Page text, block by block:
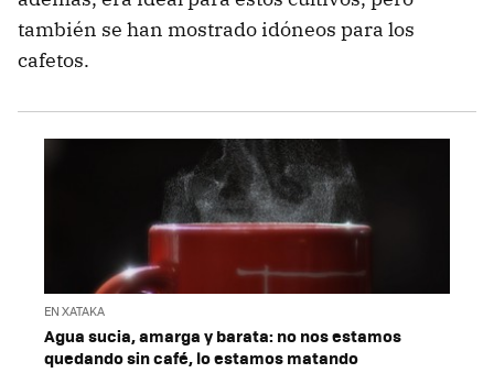
también se han mostrado idóneos para los
cafetos.
EN XATAKA
Agua sucia, amarga y barata: no nos estamos
quedando sin café, lo estamos matando